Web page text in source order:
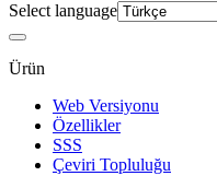
Select language
Ürün
Web Versiyonu
Özellikler
SSS
Çeviri Topluluğu